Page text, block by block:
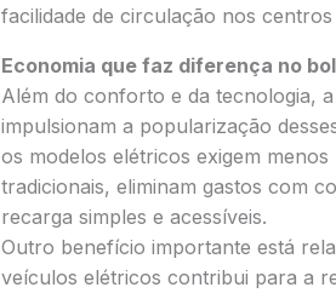
facilidade de circulação nos
Economia que faz diferença no
Além do conforto e da tecnologia,
impulsionam a popularização
os modelos elétricos exigem
tradicionais, eliminam gastos com
recarga simples e acessíveis.
Outro benefício importante está
veículos elétricos contribui para a